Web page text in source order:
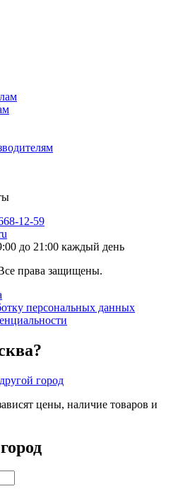
12-59
до 21:00 каждый день
права защищены.
персональных данных
город
цены, наличие товаров и